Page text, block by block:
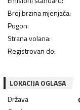
Broj brzina mjenjača:
Pogon:
Strana volana:
Registrovan do:
LOKACIJA OGLASA
Država